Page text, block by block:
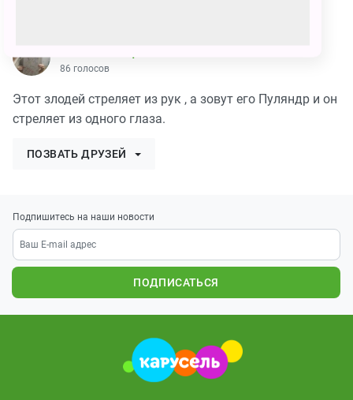
86 голосов
Этот злодей стреляет из рук , а зовут его Пуляндр и он
стреляет из одного глаза.
ПОЗВАТЬ ДРУЗЕЙ
Подпишитесь на наши новости
ПОДПИСАТЬСЯ